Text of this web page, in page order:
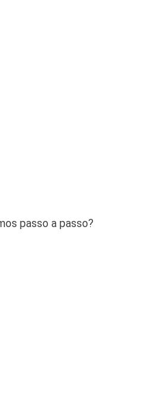
passo a passo?